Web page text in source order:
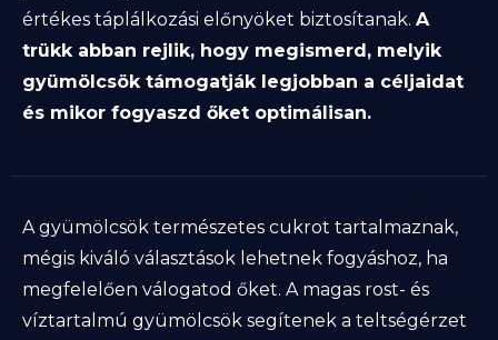
értékes táplálkozási előnyöket biztosítanak. A
trükk abban rejlik, hogy megismerd, melyik
gyümölcsök támogatják legjobban a céljaidat
és mikor fogyaszd őket optimálisan.
A gyümölcsök természetes cukrot tartalmaznak,
mégis kiváló választások lehetnek fogyáshoz, ha
megfelelően válogatod őket. A magas rost- és
víztartalmú gyümölcsök segítenek a teltségérzet